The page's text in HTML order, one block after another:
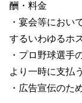
酬・料金
・宴会等におい
するいわゆるホ
・プロ野球選手
より一時に支払
・広告宣伝のた